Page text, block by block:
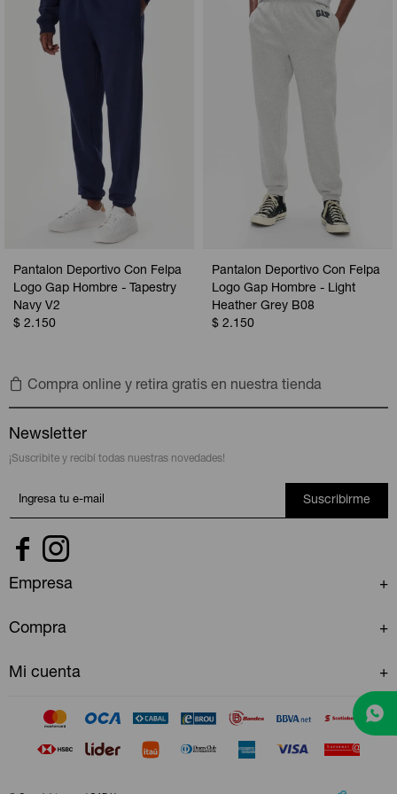
Pantalon Deportivo Con Felpa
Logo Gap Hombre - Tapestry
Navy V2
$ 2.150
Pantalon Deportivo Con Felpa
Logo Gap Hombre - Light
Heather Grey B08
$ 2.150
Compra online y retira gratis en nuestra tienda
Newsletter
¡Suscribite y recibí todas nuestras novedades!
Suscribirme
 
Empresa
Compra
Mi cuenta
Camperas
Musculosas
Shorts
Vestidos y polleras
Pijamas
Camperas
Chalecos
Shorts
Ropa interior
Polos
Camperas
Chalecos
Ropa interior
Pijamas
Camperas
Pijamas
Sets